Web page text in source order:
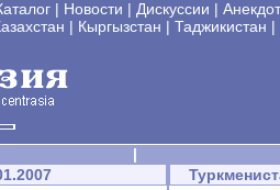
| Новости | Дискуссии |
| Кыргызстан | Таджикистан |
|